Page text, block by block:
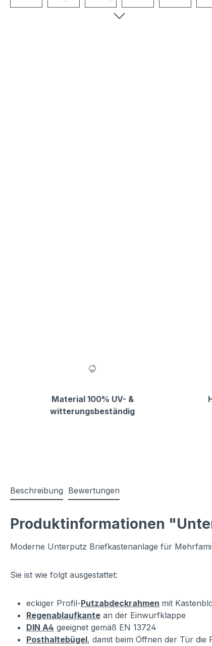
Material 100% UV- &
witterungsbeständig
Beschreibung Bewertungen
Produktinformationen
Moderne Unterputz Briefkastenanlage für
Sie ist wie folgt ausgestattet:
eckiger Profil-Putzabdeckrahmen mit
Regenablaufkante an der Einwurfklappe
DIN A4 geeignet gemäß EN 13724
Posthaltebügel, damit beim Öffnen der Tür die